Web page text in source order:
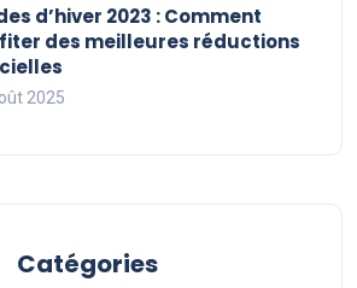
d’hiver 2023 : Comment
des meilleures réductions
2025
Catégories